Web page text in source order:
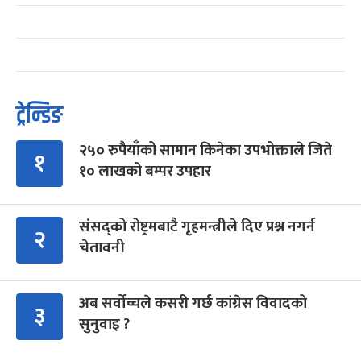
ट्रेन्डिङ
१
२५० रुपैयाँको सामान किनेका उपभोक्ताले जिते
१० लाखको बम्पर उपहार
२
संसद्को रोष्ट्रमबाटै गृहमन्त्रीले दिए प्रश्न नगर्न
चेतावनी
३
अब सर्वोच्चले कसरी गर्छ कांग्रेस विवादको
सुनुवाइ ?